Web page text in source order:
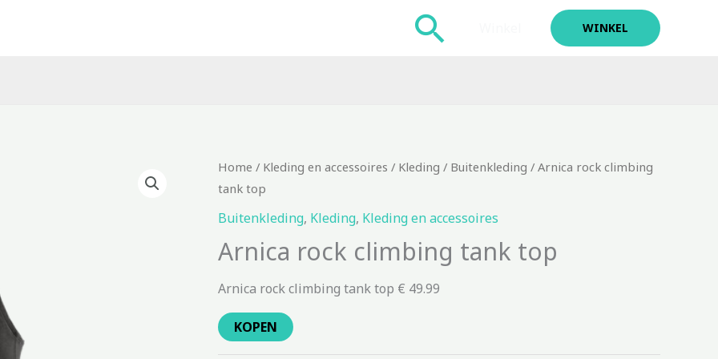
Zoeken WINKEL
Home / Kleding en accessoires / Kleding / Buitenkleding / Arnica rock climbing
tank top
Buitenkleding, Kleding, Kleding en accessoires
Arnica rock climbing tank top
Arnica rock climbing tank top € 49.99
KOPEN